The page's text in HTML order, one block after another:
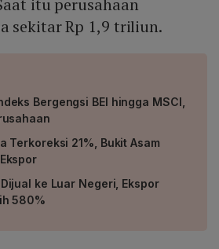
itu perusahaan
sekitar Rp 1,9 triliun.
Bergengsi BEI hingga MSCI,
Terkoreksi 21%, Bukit Asam
ke Luar Negeri, Ekspor
580%